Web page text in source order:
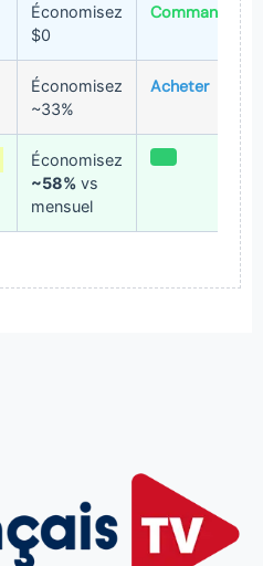
Économisez
$0
Commander
Économisez
~33%
Acheter
Économisez
~58% vs
mensuel